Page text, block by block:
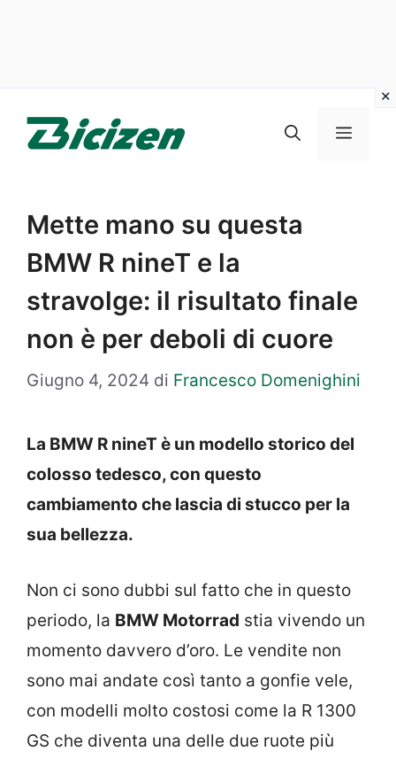
Menu
Mette mano su questa
BMW R nineT e la
stravolge: il risultato finale
non è per deboli di cuore
Giugno 4, 2024 di Francesco Domenighini
La BMW R nineT è un modello storico del
colosso tedesco, con questo
cambiamento che lascia di stucco per la
sua bellezza.
Non ci sono dubbi sul fatto che in questo
periodo, la BMW Motorrad stia vivendo un
momento davvero d’oro. Le vendite non
sono mai andate così tanto a gonfie vele,
con modelli molto costosi come la R 1300
GS che diventa una delle due ruote più